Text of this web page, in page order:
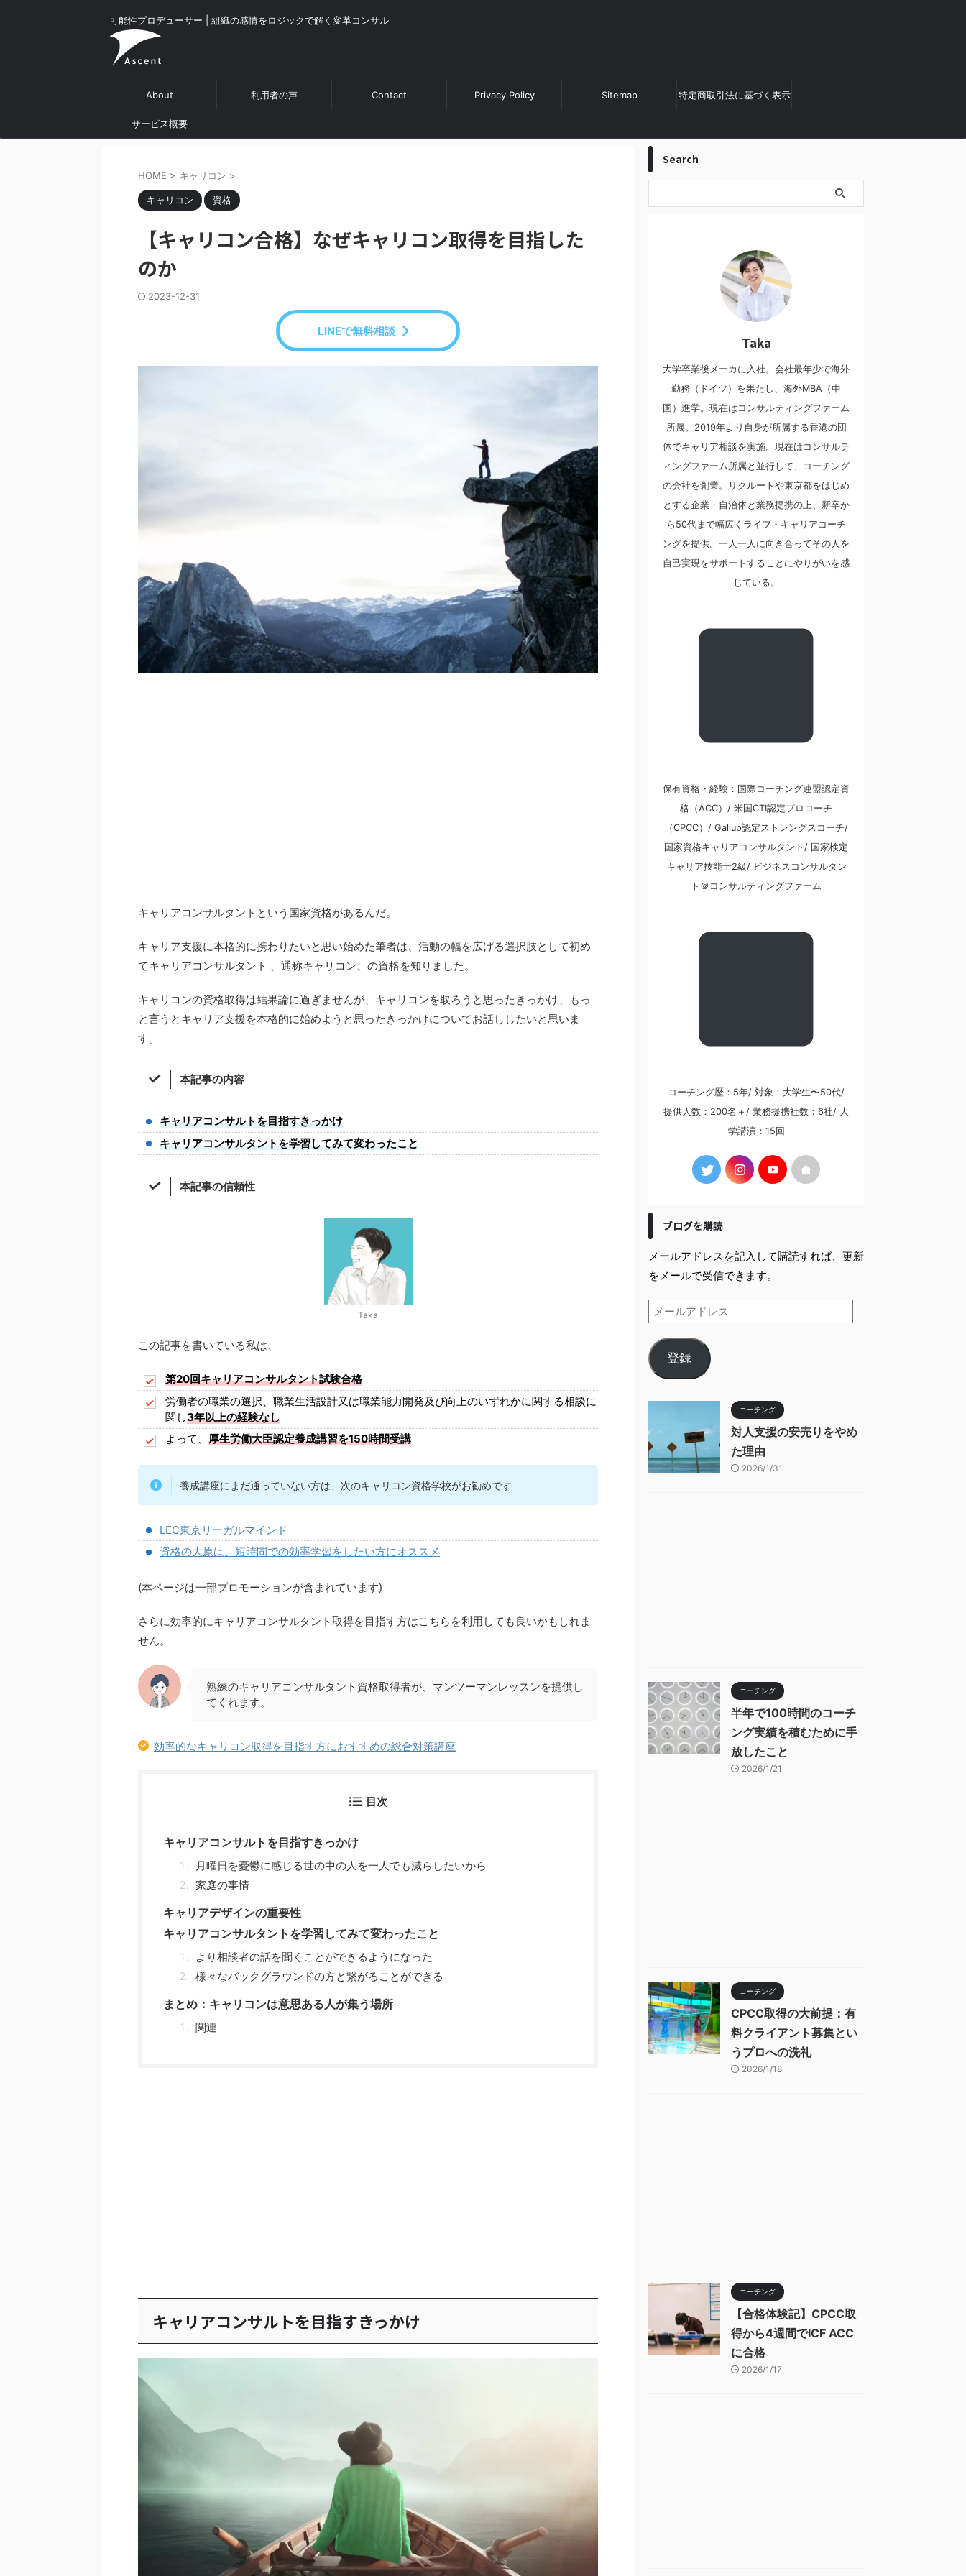
可能性プロデューサー | 組織の感情をロジックで解く変革コンサル
About 利用者の声 Contact Privacy Policy Sitemap 特定商取引法に基づく表示
サービス概要
HOME > キャリコン >
キャリコン 資格
【キャリコン合格】なぜキャリコン取得を目指した
のか
2023-12-31
LINEで無料相談
キャリアコンサルタントという国家資格があるんだ。
キャリア支援に本格的に携わりたいと思い始めた筆者は、活動の幅を広げる選択肢として初め
てキャリアコンサルタント 、通称キャリコン、の資格を知りました。
キャリコンの資格取得は結果論に過ぎませんが、キャリコンを取ろうと思ったきっかけ、もっ
と言うとキャリア支援を本格的に始めようと思ったきっかけについてお話ししたいと思いま
す。
本記事の内容
キャリアコンサルトを目指すきっかけ
キャリアコンサルタントを学習してみて変わったこと
本記事の信頼性
Taka
この記事を書いている私は、
第20回キャリアコンサルタント試験合格
労働者の職業の選択、職業生活設計又は職業能力開発及び向上のいずれかに関する相談に
関し3年以上の経験なし
よって、 厚生労働大臣認定養成講習を150時間受講
養成講座にまだ通っていない方は、次のキャリコン資格学校がお勧めです
LEC東京リーガルマインド
資格の大原は、短時間での効率学習をしたい方にオススメ
(本ページは一部プロモーションが含まれています)
さらに効率的にキャリアコンサルタント取得を目指す方はこちらを利用しても良いかもしれま
せん。
熟練のキャリアコンサルタント資格取得者が、マンツーマンレッスンを提供し
てくれます。
効率的なキャリコン取得を目指す方におすすめの総合対策講座
目次
キャリアコンサルトを目指すきっかけ
月曜日を憂鬱に感じる世の中の人を一人でも減らしたいから
家庭の事情
キャリアデザインの重要性
キャリアコンサルタントを学習してみて変わったこと
より相談者の話を聞くことができるようになった
様々なバックグラウンドの方と繋がることができる
まとめ：キャリコンは意思ある人が集う場所
関連
キャリアコンサルトを目指すきっかけ
Search
Taka
大学卒業後メーカに入社。会社最年少で海外
勤務（ドイツ）を果たし、海外MBA（中
国）進学。現在はコンサルティングファーム
所属。2019年より自身が所属する香港の団
体でキャリア相談を実施。現在はコンサルテ
ィングファーム所属と並行して、コーチング
の会社を創業。リクルートや東京都をはじめ
とする企業・自治体と業務提携の上、新卒か
ら50代まで幅広くライフ・キャリアコーチ
ングを提供。一人一人に向き合ってその人を
自己実現をサポートすることにやりがいを感
じている。
保有資格・経験：国際コーチング連盟認定資
格（ACC）/ 米国CTI認定プロコーチ
（CPCC）/ Gallup認定ストレングスコーチ/
国家資格キャリアコンサルタント/ 国家検定
キャリア技能士2級/ ビジネスコンサルタン
ト＠コンサルティングファーム
コーチング歴：5年/ 対象：大学生〜50代/
提供人数：200名＋/ 業務提携社数：6社/ 大
学講演：15回
ブログを購読
メールアドレスを記入して購読すれば、更新
をメールで受信できます。
登録
コーチング
対人支援の安売りをやめ
た理由
2026/1/31
コーチング
半年で100時間のコーチ
ング実績を積むために手
放したこと
2026/1/21
コーチング
CPCC取得の大前提：有
料クライアント募集とい
うプロへの洗礼
2026/1/18
コーチング
【合格体験記】CPCC取
得から4週間でICF ACC
に合格
2026/1/17